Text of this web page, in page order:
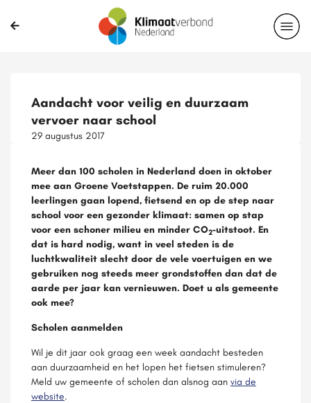
Aandacht voor veilig en duurzaam
vervoer naar school
29 augustus 2017
Meer dan 100 scholen in Nederland doen in oktober
mee aan Groene Voetstappen. De ruim 20.000
leerlingen gaan lopend, fietsend en op de step naar
school voor een gezonder klimaat: samen op stap
voor een schoner milieu en minder CO2-uitstoot. En
dat is hard nodig, want in veel steden is de
luchtkwaliteit slecht door de vele voertuigen en we
gebruiken nog steeds meer grondstoffen dan dat de
aarde per jaar kan vernieuwen. Doet u als gemeente
ook mee?
Scholen aanmelden
Wil je dit jaar ook graag een week aandacht besteden
aan duurzaamheid en het lopen het fietsen stimuleren?
Meld uw gemeente of scholen dan alsnog aan via de
website.